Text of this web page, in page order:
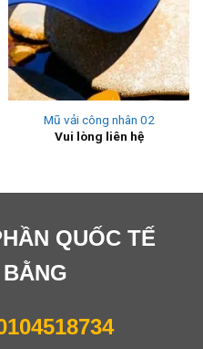
Mũ vải công nhân 02
Vui lòng liên hệ
QUỐC TẾ